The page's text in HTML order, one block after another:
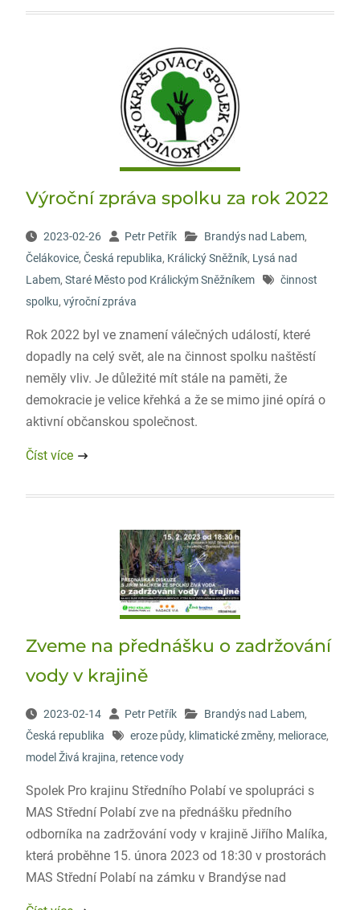
Výroční zpráva spolku za rok 2022
2023-02-26 Petr Petřík Brandýs nad Labem,
Čelákovice, Česká republika, Králický Sněžník, Lysá nad
Labem, Staré Město pod Králickým Sněžníkem
činnost
spolku, výroční zpráva
Rok 2022 byl ve znamení válečných událostí, které
dopadly na celý svět, ale na činnost spolku naštěstí
neměly vliv. Je důležité mít stále na paměti, že
demokracie je velice křehká a že se mimo jiné opírá o
aktivní občanskou společnost.
Číst více
Zveme na přednášku o zadržování
vody v krajině
2023-02-14 Petr Petřík Brandýs nad Labem,
Česká republika
eroze půdy, klimatické změny, meliorace,
model Živá krajina, retence vody
Spolek Pro krajinu Středního Polabí ve spolupráci s
MAS Střední Polabí zve na přednášku předního
odborníka na zadržování vody v krajině Jiřího Malíka,
která proběhne 15. února 2023 od 18:30 v prostorách
MAS Střední Polabí na zámku v Brandýse nad